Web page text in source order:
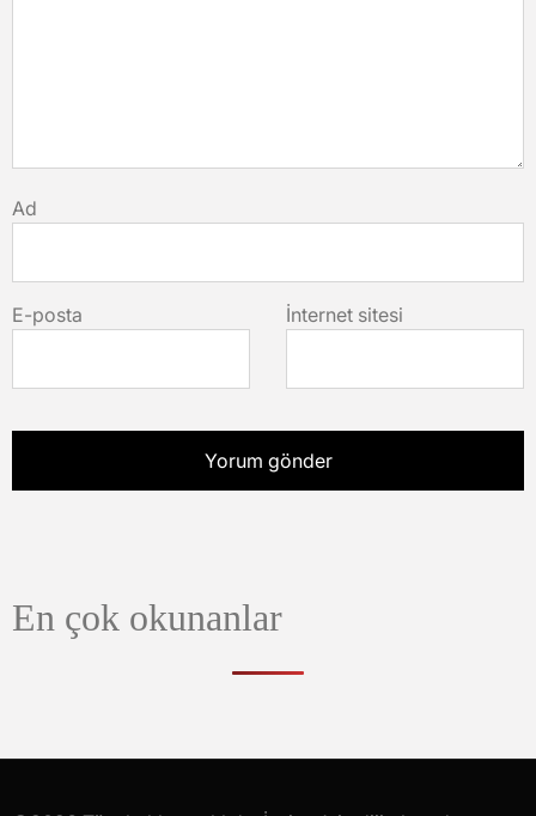
Ad
E-posta İnternet sitesi
En çok okunanlar